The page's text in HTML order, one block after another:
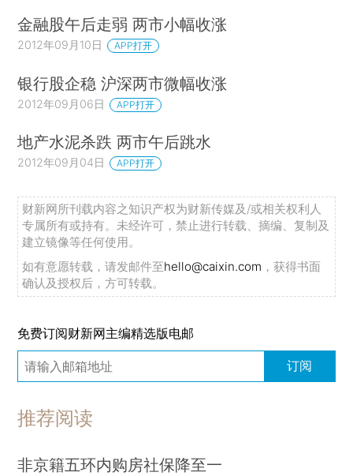
金融股午后走弱 两市小幅收涨
2012年09月10日 APP打开
银行股企稳 沪深两市微幅收涨
2012年09月06日 APP打开
地产水泥杀跌 两市午后跳水
2012年09月04日 APP打开
财新网所刊载内容之知识产权为财新传媒及/或相关权利人
专属所有或持有。未经许可，禁止进行转载、摘编、复制及
建立镜像等任何使用。
如有意愿转载，请发邮件至hello@caixin.com ，获得书面
确认及授权后，方可转载。
免费订阅财新网主编精选版电邮
订阅
推荐阅读
非京籍五环内购房社保降至一